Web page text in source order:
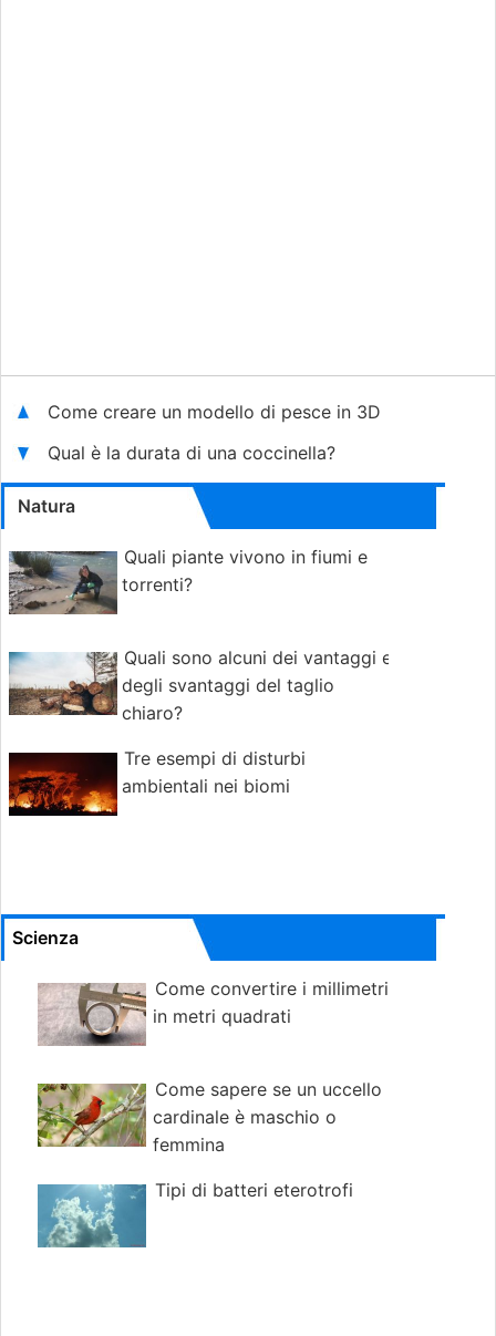
Come creare un modello di pesce in 3D
Qual è la durata di una coccinella?
Natura
Quali piante vivono in fiumi e
torrenti?
Quali sono alcuni dei vantaggi e
degli svantaggi del taglio
chiaro?
Tre esempi di disturbi
ambientali nei biomi
Scienza
Come convertire i millimetri
in metri quadrati
Come sapere se un uccello
cardinale è maschio o
femmina
Tipi di batteri eterotrofi